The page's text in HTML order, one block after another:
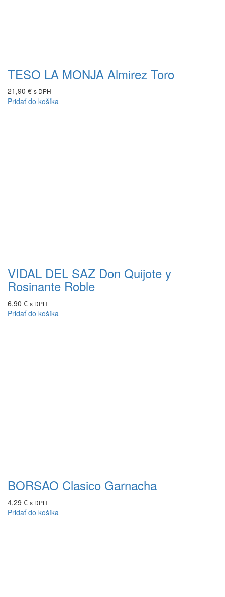
TESO LA MONJA Almirez Toro
21,90 € s DPH
Pridať do košíka
VIDAL DEL SAZ Don Quijote y
Rosinante Roble
6,90 € s DPH
Pridať do košíka
BORSAO Clasico Garnacha
4,29 € s DPH
Pridať do košíka